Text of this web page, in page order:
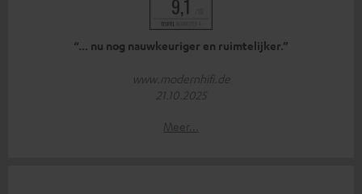
“... nu nog nauwkeuriger en ruimtelijker.”
www.modernhifi.de
21.10.2025
Meer...